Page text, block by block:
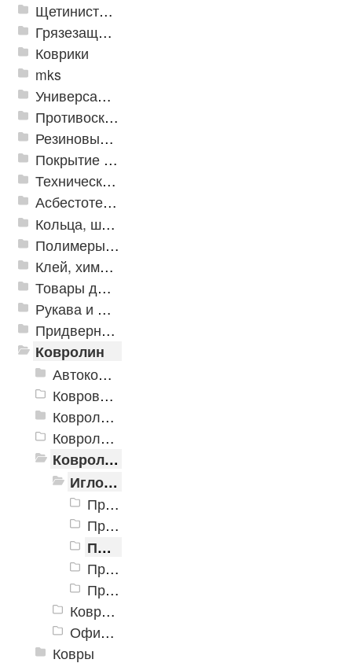
Щетинистые покрытия
Грязезащитные, влаговпитывающие покрытия
Коврики
mks
Универсальные модульные покрытия
Противоскользящая защита для лестниц, профили, ленты
Резиновые и ПВХ дорожки
Покрытие из резиновой крошки
Техническая резина
Асбестотехнические и теплоизоляционные материалы
Кольца, шайбы, манжеты
Полимеры и пластики
Клей, химия, сопутствующие товары
Товары для дома
Рукава и шланги промышленные
Придверные решетки
Ковролин
Автоковролин
Ковровая плитка
Ковролин выставочный
Ковролин коммерческий
Ковролин офисный
Иглопробивное покрытие на резине "Практик"
Практик ширина 0.8м
Практик ширина 1.0м
Практик шириной 2.0м
Практик шириной 3.0м
Практик шириной 4.0м
Ковролин офисный «Астра»
Офисный ковролин Betap Geo
Ковры